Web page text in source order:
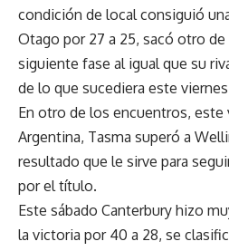
condición de local consiguió
Otago por 27 a 25, sacó otro
siguiente fase al igual que su
de lo que sucediera este
En otro de los encuentros, este
Argentina, Tasma superó a
resultado que le sirve para
por el título.
Este sábado Canterbury hizo
la victoria por 40 a 28, se